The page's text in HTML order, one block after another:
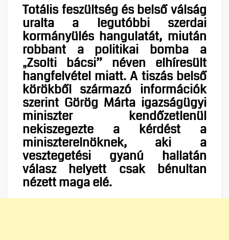
Totális feszültség és belső válság
uralta a legutóbbi szerdai
kormányülés hangulatát, miután
robbant a politikai bomba a
„Zsolti bácsi” néven elhíresült
hangfelvétel miatt. A tiszás belső
körökből származó információk
szerint Görög Márta igazságügyi
miniszter kendőzetlenül
nekiszegezte a kérdést a
miniszterelnöknek, aki a
vesztegetési gyanú hallatán
válasz helyett csak bénultan
nézett maga elé.